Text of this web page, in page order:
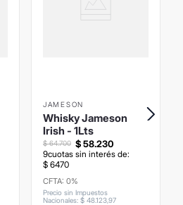
JAMESON
Whisky Jameson
Irish - 1Lts
$58.230
$ 64.700
9cuotas sin interés de:
$ 6470
CFTA: 0%
Precio sin Impuestos
Nacionales: $ 4812397